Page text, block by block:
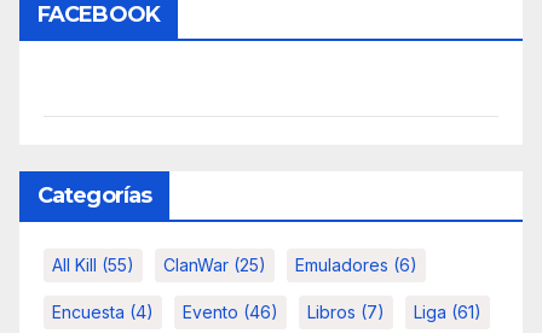
FACEBOOK
Categorías
All Kill (55) ClanWar (25) Emuladores (6)
Encuesta (4) Evento (46) Libros (7) Liga (61)